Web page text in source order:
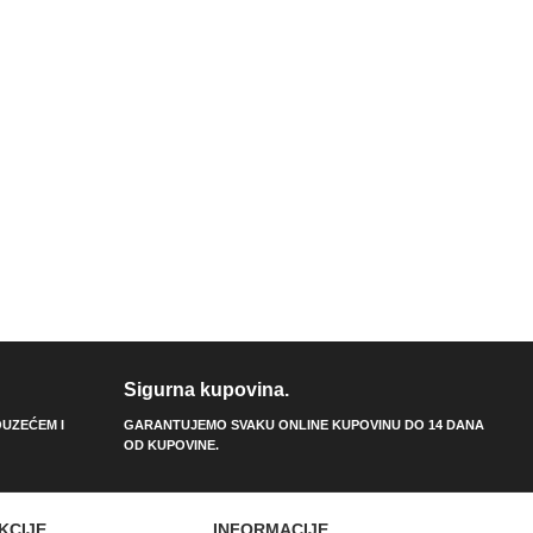
I
Sigurna kupovina.
GARANTUJEMO SVAKU ONLINE KUPOVINU DO 14 DANA
OD KUPOVINE.